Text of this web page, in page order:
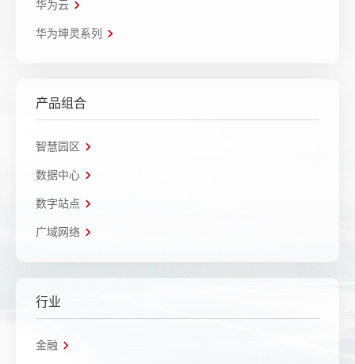
华为云
华为坤灵系列
产品组合
智慧园区
数据中心
数字站点
广域网络
行业
金融